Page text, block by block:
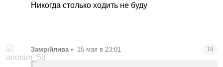
Никогда столько ходить не буду
Замрійлива • 15 мая в 23:01 19